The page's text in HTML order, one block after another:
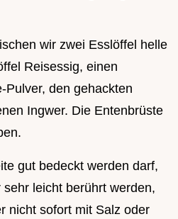
wir zwei Esslöffel helle
Reisessig, einen
Pulver, den gehackten
Ingwer. Die Entenbrüste
gut bedeckt werden darf,
leicht berührt werden,
nicht sofort mit Salz oder